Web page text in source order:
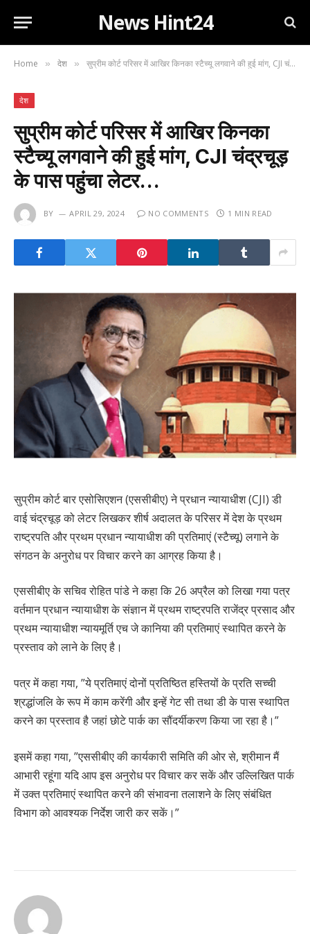
News Hint24
Home » देश » सुप्रीम कोर्ट परिसर में आखिर किनका स्टैच्यू लगवाने की हुई मांग, CJI चंद्रचूड़ के पास पहुंचा लेटर…
देश
सुप्रीम कोर्ट परिसर में आखिर किनका
स्टैच्यू लगवाने की हुई मांग, CJI चंद्रचूड़
के पास पहुंचा लेटर…
BY APRIL 29, 2024 NO COMMENTS 1 MIN READ
सुप्रीम कोर्ट बार एसोसिएशन (एससीबीए) ने प्रधान न्यायाधीश (CJI) डी
वाई चंद्रचूड़ को लेटर लिखकर शीर्ष अदालत के परिसर में देश के प्रथम
राष्ट्रपति और प्रथम प्रधान न्यायाधीश की प्रतिमाएं (स्टैच्यू) लगाने के
संगठन के अनुरोध पर विचार करने का आग्रह किया है।
एससीबीए के सचिव रोहित पांडे ने कहा कि 26 अप्रैल को लिखा गया पत्र
वर्तमान प्रधान न्यायाधीश के संज्ञान में प्रथम राष्ट्रपति राजेंद्र प्रसाद और
प्रथम न्यायाधीश न्यायमूर्ति एच जे कानिया की प्रतिमाएं स्थापित करने के
प्रस्ताव को लाने के लिए है।
पत्र में कहा गया, ”ये प्रतिमाएं दोनों प्रतिष्ठित हस्तियों के प्रति सच्ची
श्रद्धांजलि के रूप में काम करेंगी और इन्हें गेट सी तथा डी के पास स्थापित
करने का प्रस्ताव है जहां छोटे पार्क का सौंदर्यीकरण किया जा रहा है।”
इसमें कहा गया, ”एससीबीए की कार्यकारी समिति की ओर से, श्रीमान मैं
आभारी रहूंगा यदि आप इस अनुरोध पर विचार कर सकें और उल्लिखित पार्क
में उक्त प्रतिमाएं स्थापित करने की संभावना तलाशने के लिए संबंधित
विभाग को आवश्यक निर्देश जारी कर सकें।”